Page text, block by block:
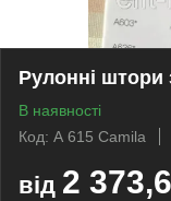
Рулонні штори
В наявності
Код: А 615 Camila
від 2